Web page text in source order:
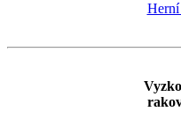
Herní